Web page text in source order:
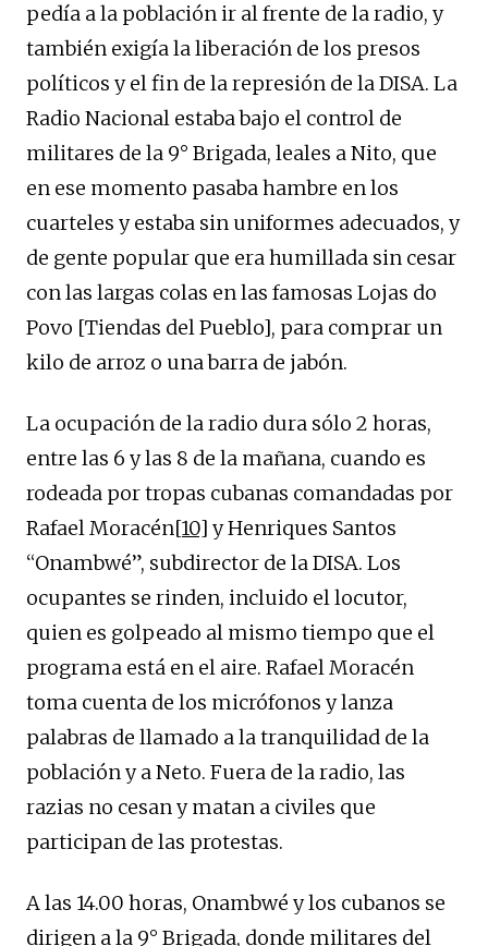
pedía a la población ir al frente de la radio, y
también exigía la liberación de los presos
políticos y el fin de la represión de la DISA. La
Radio Nacional estaba bajo el control de
militares de la 9° Brigada, leales a Nito, que
en ese momento pasaba hambre en los
cuarteles y estaba sin uniformes adecuados, y
de gente popular que era humillada sin cesar
con las largas colas en las famosas Lojas do
Povo [Tiendas del Pueblo], para comprar un
kilo de arroz o una barra de jabón.
La ocupación de la radio dura sólo 2 horas,
entre las 6 y las 8 de la mañana, cuando es
rodeada por tropas cubanas comandadas por
Rafael Moracén[10] y Henriques Santos
“Onambwé”, subdirector de la DISA. Los
ocupantes se rinden, incluido el locutor,
quien es golpeado al mismo tiempo que el
programa está en el aire. Rafael Moracén
toma cuenta de los micrófonos y lanza
palabras de llamado a la tranquilidad de la
población y a Neto. Fuera de la radio, las
razias no cesan y matan a civiles que
participan de las protestas.
A las 14.00 horas, Onambwé y los cubanos se
dirigen a la 9° Brigada, donde militares del